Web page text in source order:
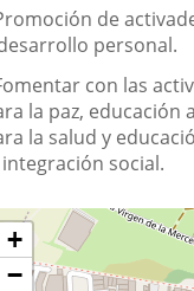
de
personal.
con las
la paz, educación
la salud y
social.
+
−